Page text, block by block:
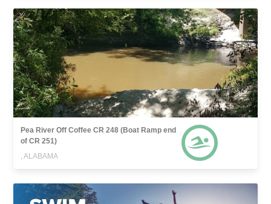
Pea River Off Coffee CR 248 (Boat Ramp end
of CR 251)
, ALABAMA